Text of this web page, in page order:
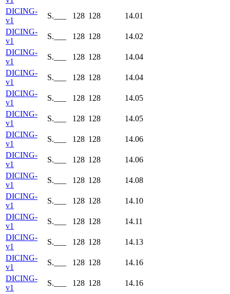
DICING-
v1
S.___ 128 128
14.01
DICING-
v1
S.___ 128 128
14.02
DICING-
v1
S.___ 128 128
14.04
DICING-
v1
S.___ 128 128
14.04
DICING-
v1
S.___ 128 128
14.05
DICING-
v1
S.___ 128 128
14.05
DICING-
v1
S.___ 128 128
14.06
DICING-
v1
S.___ 128 128
14.06
DICING-
v1
S.___ 128 128
14.08
DICING-
v1
S.___ 128 128
14.10
DICING-
v1
S.___ 128 128
14.11
DICING-
v1
S.___ 128 128
14.13
DICING-
v1
S.___ 128 128
14.16
DICING-
v1
S.___ 128 128
14.16